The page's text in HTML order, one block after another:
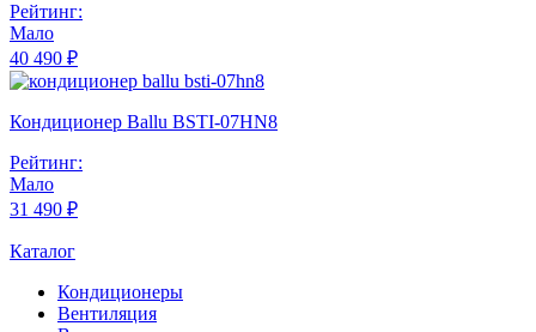
Рейтинг:
Мало
40 490 ₽
Кондиционер Ballu BSTI-07HN8
Рейтинг:
Мало
31 490 ₽
Каталог
Кондиционеры
Вентиляция